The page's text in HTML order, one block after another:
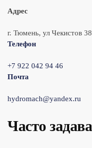
Адрес
г. Тюмень, ул Чекистов
Телефон
+7 922 042 94 46
Почта
hydromach@yandex.ru
Часто